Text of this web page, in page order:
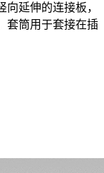
延伸的连接板，
套筒用于套接在插